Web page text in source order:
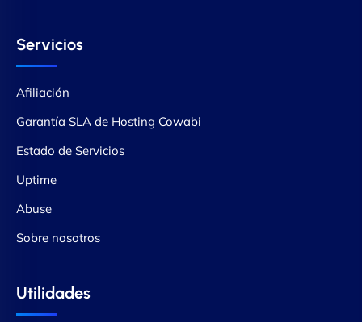
Servicios
Afiliación
Garantía SLA de Hosting Cowabi
Estado de Servicios
Uptime
Abuse
Sobre nosotros
Utilidades